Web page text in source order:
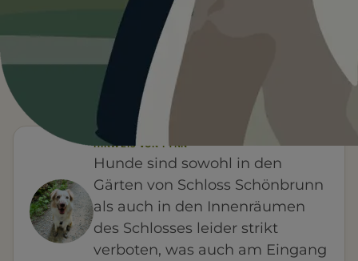
FÜR EUCH RELEVANT Hunde nicht erlaubt
HINWEIS VON FYNN
Hunde sind sowohl in den
Gärten von Schloss Schönbrunn
als auch in den Innenräumen
des Schlosses leider strikt
verboten, was auch am Eingang